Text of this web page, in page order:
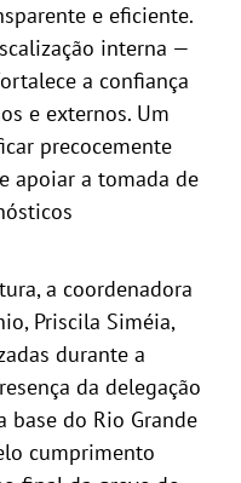
e eficiente.
interna —
a confiança
e externos. Um
precocemente
apoiar a tomada de
a coordenadora
Priscila Siméia,
durante a
da delegação
base do Rio Grande
cumprimento